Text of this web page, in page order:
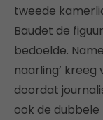
tweede
Baudet de
bedoelde.
naarling’
doordat
ook de